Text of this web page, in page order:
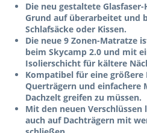
Die neu gestaltete
Grund auf überarbeitet und
Schlafsäcke oder Kissen.
Die neue 9 Zonen-Matratze
beim Skycamp 2.0 und mit
Isolierschicht für kältere
Kompatibel für eine größere
Querträgern und einfachere
Dachzelt greifen zu müssen.
Mit den neuen Verschlüssen
auch auf Dachträgern mit